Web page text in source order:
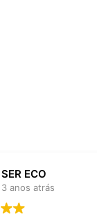
SER ECO
3 anos atrás